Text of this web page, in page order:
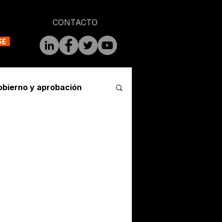
CONTACTO
y aprobación